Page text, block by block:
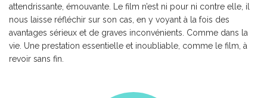
attendrissante, émouvante. Le film n’est ni pour ni contre elle, il
nous laisse réfléchir sur son cas, en y voyant à la fois des
avantages sérieux et de graves inconvénients. Comme dans la
vie. Une prestation essentielle et inoubliable, comme le film, à
revoir sans fin.